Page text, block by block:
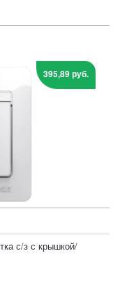
395,89 руб.
с/з с крышкой/